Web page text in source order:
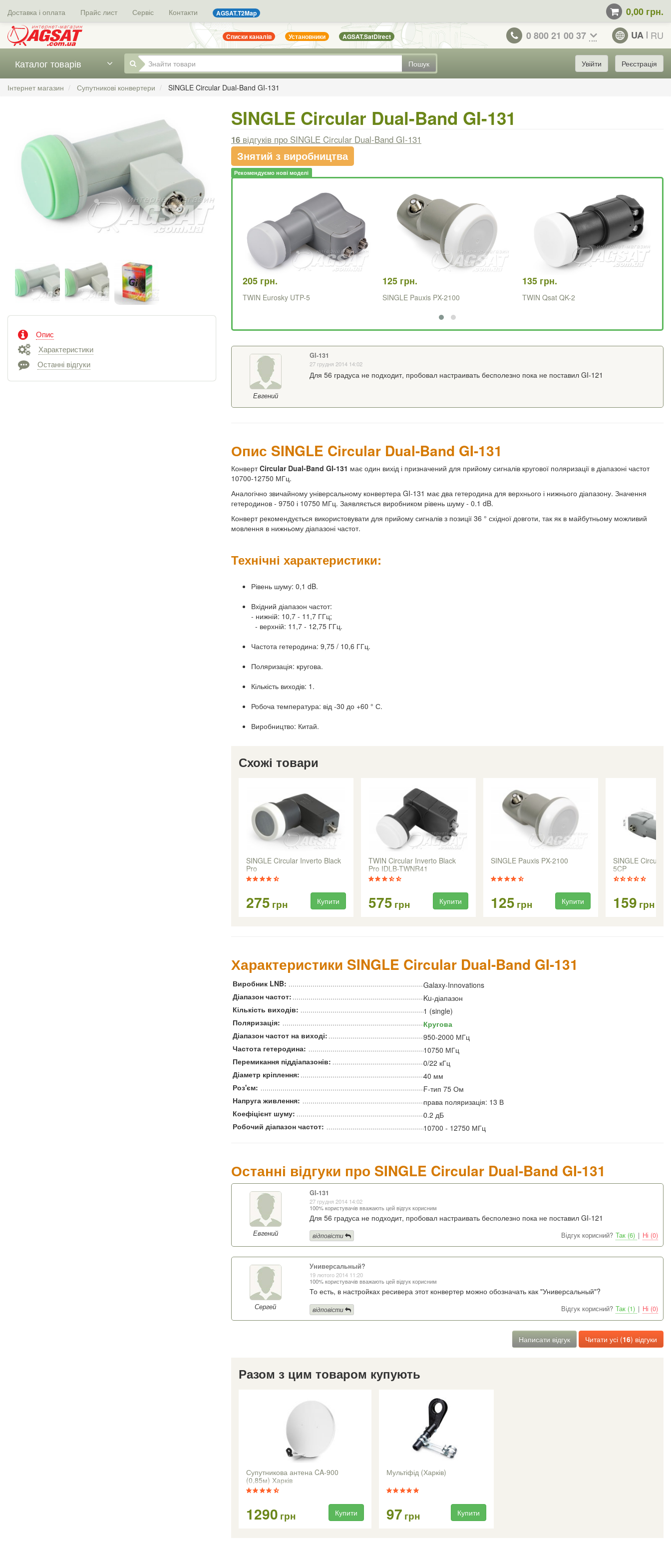
Доставка і оплата Прайс лист Сервіс Контакти AGSAT.T2Map 0,00 грн.
Списки каналів Установники AGSAT.SatDirect 0 800 21 00 37 UA RU
Пошук
Каталог товарів Увійти Реєстрація
Інтернет магазин Супутникові конвертери SINGLE Circular Dual-Band GI-131
Опис
Характеристики
Останні відгуки
SINGLE Circular Dual-Band GI-131
16 відгуків про SINGLE Circular Dual-Band GI-131
Знятий з виробництва
Рекомендуємо нові моделі
205 грн.
TWIN Eurosky UTP-5
125 грн.
SINGLE Pauxis PX-2100
135 грн.
TWIN Qsat QK-2
Евгений
GI-131
27 грудня 2014 14:02
Для 56 градуса не подходит, пробовал настраивать бесполезно пока не поставил GI-121
Опис SINGLE Circular Dual-Band GI-131
КонвертCircular Dual-Band GI-131 має один вихід і призначений для прийому сигналів кругової поляризації в діапазоні частот
10700-12750 МГц.
Аналогічно звичайному універсальному конвертера GI-131 має два гетеродина для верхнього і нижнього діапазону. Значення
гетеродинов - 9750 і 10750 МГц. Заявляється виробником рівень шуму - 0.1 dB.
Конверт рекомендується використовувати для прийому сигналів з позиції 36 ° східної довготи, так як в майбутньому можливий
мовлення в нижньому діапазоні частот.
Технічні характеристики:
Рівень шуму: 0,1 dB.
Вхідний діапазон частот:
- нижній: 10,7 - 11,7 ГГц;
- верхній: 11,7 - 12,75 ГГц.
Частота гетеродина: 9,75 / 10,6 ГГц.
Поляризація: кругова.
Кількість виходів: 1.
Робоча температура: від -30 до +60 ° С.
Виробництво: Китай.
Схожі товари
SINGLE Circular Inverto Black
Pro
275 грн Купити
TWIN Circular Inverto Black
Pro IDLB-TWNR41
575 грн Купити
SINGLE Pauxis PX-2100
125 грн Купити
SINGLE Circular
5CP
159 грн
Характеристики SINGLE Circular Dual-Band GI-131
Виробник LNB:
Galaxy-Innovations
Діапазон частот:
Ku-діапазон
Кількість виходів:
1 (single)
Поляризація:
Кругова
Діапазон частот на виході:
950-2000 МГц
Частота гетеродина:
10750 МГц
Перемикання піддіапазонів:
0/22 кГц
Діаметр кріплення:
40 мм
Роз'єм:
F-тип 75 Ом
Напруга живлення:
права поляризація: 13 В
Коефіцієнт шуму:
0.2 дБ
Робочий діапазон частот:
10700 - 12750 МГц
Останні відгуки про SINGLE Circular Dual-Band GI-131
Евгений
GI-131
27 грудня 2014 14:02
100% користувачів вважають цей відгук корисним
Для 56 градуса не подходит, пробовал настраивать бесполезно пока не поставил GI-121
Відгук корисний? Так (6) | Ні (0)
відповісти
Сергей
Универсальный?
19 лютого 2014 11:20
100% користувачів вважають цей відгук корисним
То есть, в настройках ресивера этот конвертер можно обозначать как "Универсальный"?
Відгук корисний? Так (1) | Ні (0)
відповісти
Написати відгук Читати усі (16) відгуки
Разом з цим товаром купують
Супутникова антена CA-900
(0,85м) Харків
1290 грн Купити
Мультіфід (Харків)
97 грн Купити